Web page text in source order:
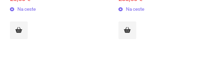
Na ceste Na ceste